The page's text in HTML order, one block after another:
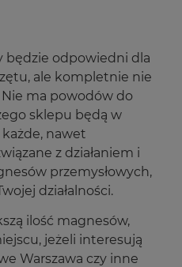
będzie odpowiedni dla
ale kompletnie nie
ma powodów do
sklepu będą w
nawet
z działaniem i
przemysłowych,
działalności.
ilość magnesów,
jeżeli interesują
Warszawa czy inne